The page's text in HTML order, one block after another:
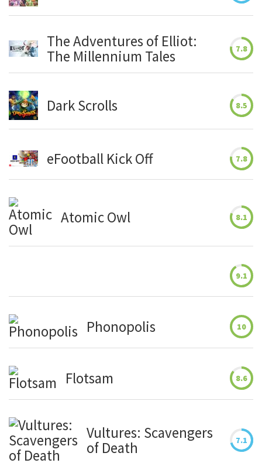
The Adventures of Elliot:
The Millennium Tales
7.8
Dark Scrolls 8.5
eFootball Kick Off 7.8
Atomic Owl 8.1
9.1
Phonopolis 10
Flotsam 8.6
Vultures: Scavengers
of Death
7.1